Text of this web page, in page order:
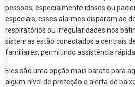
pessoas, especialmente idosos ou
especiais, esses alarmes disparam ao
respiratórios ou irregularidades nos
sistemas estão conectados a centrais
familiares, permitindo assistência
Eles são uma opção mais barata para
algum nível de proteção e alerta de